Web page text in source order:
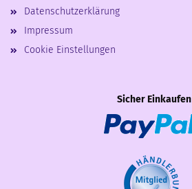
Datenschutzerklärung
Impressum
Cookie Einstellungen
Sicher Einkaufen